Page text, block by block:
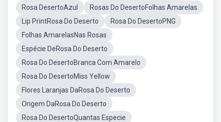
Rosa DesertoAzul
Rosas Do DesertoFolhas Amarelas
Lip PrintRosa Do Deserto
Rosa Do DesertoPNG
Folhas AmarelasNas Rosas
Espécie DeRosa Do Deserto
Rosa Do DesertoBranca Com Amarelo
Rosa Do DesertoMiss Yellow
Flores Laranjas DaRosa Do Deserto
Origem DaRosa Do Deserto
Rosa Do DesertoQuantas Especie